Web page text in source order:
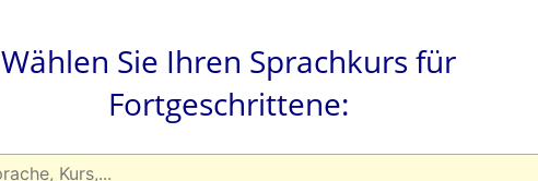
Wählen Sie Ihren Sprachkurs für
Fortgeschrittene: